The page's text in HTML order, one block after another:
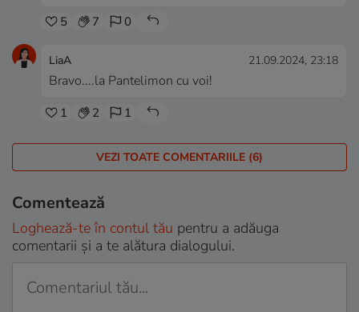
5 7 0
LiaA 21.09.2024, 23:18
Bravo....la Pantelimon cu voi!
1 2 1
VEZI TOATE COMENTARIILE (6)
Comentează
Loghează-te în contul tău pentru a adăuga
comentarii și a te alătura dialogului.